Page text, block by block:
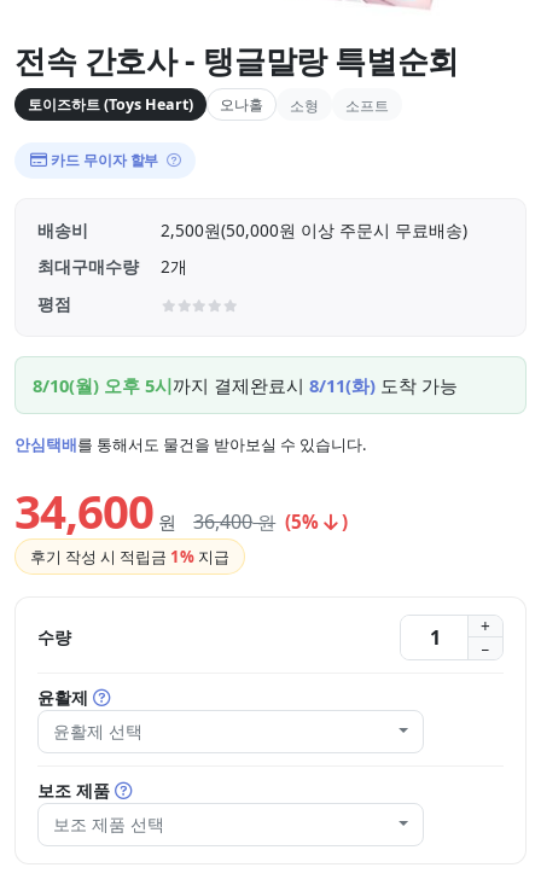
전속 간호사 - 탱글말랑 특별순회
토이즈하트 (Toys Heart) 오나홀 소형 소프트
카드 무이자 할부
배송비
2,500원(50,000원 이상 주문시 무료배송)
최대구매수량
2개
평점
8/10(월) 오후 5시까지 결제완료시 8/11(화) 도착 가능
안심택배를 통해서도 물건을 받아보실 수 있습니다.
34,600 원 36,400원 (5% )
후기 작성 시 적립금 1% 지급
수량
윤활제
윤활제 선택
보조 제품
보조 제품 선택